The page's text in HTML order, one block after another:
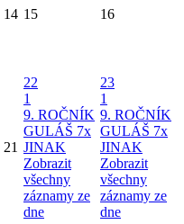
14 15 16
21
22
1
9. ROČNÍK
GULÁŠ 7x
JINAK
Zobrazit
všechny
záznamy ze
dne
23
1
9. ROČNÍK
GULÁŠ 7x
JINAK
Zobrazit
všechny
záznamy ze
dne